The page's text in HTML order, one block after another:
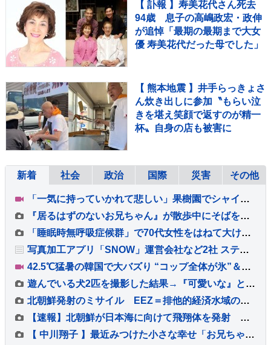
【 訃報 】寿美花代さん死去
94歳 息子の高嶋政宏・政伸
が追悼「最期の最期まで大女
優 寿美花代だった母でした」
【 熊本地震 】井手らっきょさ
ん炊き出しに参加〝もらい泣
きを堪え笑顔で返すのが精一
杯〟自身の店も被害に
新着 社会 政治 国際 災害 その他
「一気に持っていかれて悲しい」果樹園でシャインマスカット約400房盗まれる 被害額は約80万円 栃木・佐野市
『居るはずのないお兄ちゃん』が散歩中にそばを通ったら、大型犬はどうするか？検証したら→思わず笑顔になる『再会の光景』に「嬉しいね」の声
「睡眠時無呼吸症候群」で70代女性をはねて大けがさせたか 男性役員（44）を書類送検 医療器具「シーパップ」の使用を指示されるも事故前日は使用せず 警視庁
写真加工アプリ「SNOW」運営会社など2社 ステマで措置命令 少なくとも72人に対価払い「流行のAI生成画像をSNOWで作ってみた」などXに投稿させる 消費者庁
42.5℃猛暑の韓国で大バズり “コップ全体が氷”＆マイナス5℃の極寒部屋 酷暑ビジネスの最前線を取材
遊んでいる犬2匹を撮影した結果→『可愛いな』と思っていたら…犬とは思えない『衝撃の足技』が193万再生「爆笑ｗｗ」「男子校の昼休みで草」
北朝鮮発射のミサイル EEZ＝排他的経済水域の外に落下と見られる 高市総理からは「迅速･的確な情報提供」「安全確認の徹底」「万全の態勢をとる」3点の指示
【速報】北朝鮮が日本海に向けて飛翔体を発射 韓国軍・合同参謀本部
【 中川翔子 】最近みつけた小さな幸せ「お兄ちゃんもちょっと立ったこと」「弟くんがよく笑うこと」「久々に40キロ台に戻れたこと」